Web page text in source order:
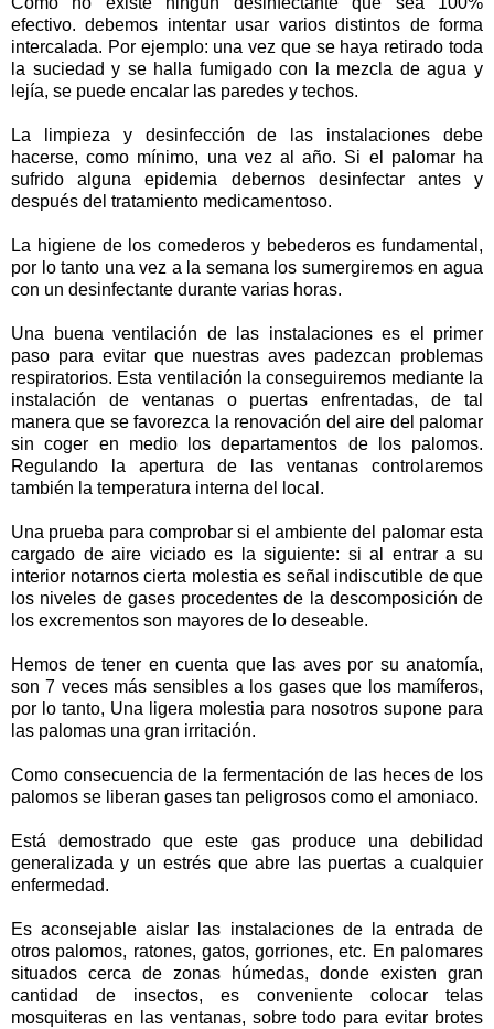
efectivo. debemos intentar usar varios distintos de forma
intercalada. Por ejemplo: una vez que se haya retirado toda
la suciedad y se halla fumigado con la mezcla de agua y
lejía, se puede encalar las paredes y techos.
La limpieza y desinfección de las instalaciones debe
hacerse, como mínimo, una vez al año. Si el palomar ha
sufrido alguna epidemia debernos desinfectar antes y
después del tratamiento medicamentoso.
La higiene de los comederos y bebederos es fundamental,
por lo tanto una vez a la semana los sumergiremos en agua
con un desinfectante durante varias horas.
Una buena ventilación de las instalaciones es el primer
paso para evitar que nuestras aves padezcan problemas
respiratorios. Esta ventilación la conseguiremos mediante la
instalación de ventanas o puertas enfrentadas, de tal
manera que se favorezca la renovación del aire del palomar
sin coger en medio los departamentos de los palomos.
Regulando la apertura de las ventanas controlaremos
también la temperatura interna del local.
Una prueba para comprobar si el ambiente del palomar esta
cargado de aire viciado es la siguiente: si al entrar a su
interior notarnos cierta molestia es señal indiscutible de que
los niveles de gases procedentes de la descomposición de
los excrementos son mayores de lo deseable.
Hemos de tener en cuenta que las aves por su anatomía,
son 7 veces más sensibles a los gases que los mamíferos,
por lo tanto, Una ligera molestia para nosotros supone para
las palomas una gran irritación.
Como consecuencia de la fermentación de las heces de los
palomos se liberan gases tan peligrosos como el amoniaco.
Está demostrado que este gas produce una debilidad
generalizada y un estrés que abre las puertas a cualquier
enfermedad.
Es aconsejable aislar las instalaciones de la entrada de
otros palomos, ratones, gatos, gorriones, etc. En palomares
situados cerca de zonas húmedas, donde existen gran
cantidad de insectos, es conveniente colocar telas
mosquiteras en las ventanas, sobre todo para evitar brotes